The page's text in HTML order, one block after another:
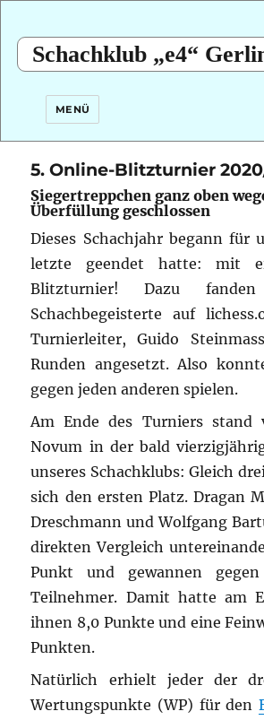
Schachklub „e4“
MENÜ
5. Online-Blitzturnier
Siegertreppchen ganz oben
Überfüllung geschlossen
Dieses Schachjahr begann für
letzte geendet hatte: mit
Blitzturnier!
Dazu
Schachbegeisterte auf
Turnierleiter, Guido
Runden angesetzt. Also
gegen jeden anderen spielen.
Am Ende des Turniers stand
Novum in der bald
unseres Schachklubs: Gleich
sich den ersten Platz. Dragan
Dreschmann und Wolfgang
direkten Vergleich
Punkt und gewannen
Teilnehmer. Damit hatte am
ihnen 8,0 Punkte und eine
Punkten.
Natürlich erhielt jeder der
Wertungspunkte (WP) für den